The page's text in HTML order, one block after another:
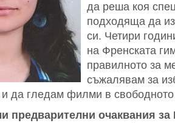
да реша коя
подходяща да
си. Четири
на Френската
правилното за
съжалявам за
да гледам филми в
предварителни очаквания